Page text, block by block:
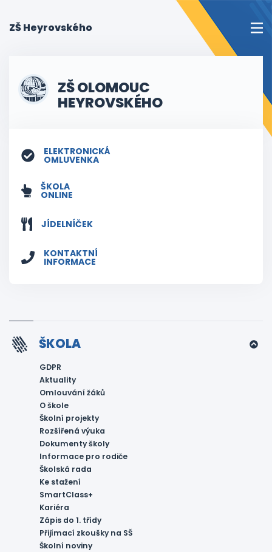
ZŠ Heyrovského
ZŠ OLOMOUC
HEYROVSKÉHO
ELEKTRONICKÁ
OMLUVENKA
ŠKOLA
ONLINE
JÍDELNÍČEK
KONTAKTNÍ
INFORMACE
ŠKOLA
GDPR
Aktuality
Omlouvání žáků
O škole
Školní projekty
Rozšířená výuka
Dokumenty školy
Informace pro rodiče
Školská rada
Ke stažení
SmartClass+
Kariéra
Zápis do 1. třídy
Přijímací zkoušky na SŠ
Školní noviny